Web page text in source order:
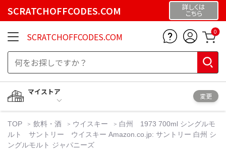
SCRATCHOFFCODES.COM 詳しくは
こちら
SCRATCHOFFCODES.COM 0
マイストア
変更
TOP 飲料・酒 ウイスキー
白州 1973 700ml シングルモ
ルト サントリー ウイスキー Amazon.co.jp: サントリー 白州 シ
ングルモルト ジャパニーズ